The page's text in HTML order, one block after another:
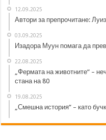
12.09.2025
Автори за препрочитане:
03.09.2025
Изадора Муун помага да
22.08.2025
„Фермата на животните“ –
стана на 80
19.08.2025
„Смешна история“ – като